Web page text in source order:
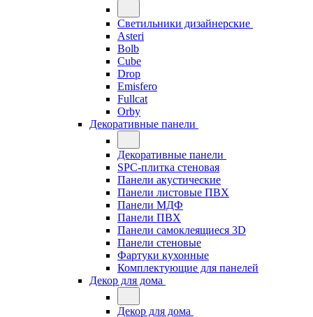
Светильники дизайнерские
Asteri
Bolb
Cube
Drop
Emisfero
Fullcat
Orby
Декоративные панели
Декоративные панели
SPC-плитка стеновая
Панели акустические
Панели листовые ПВХ
Панели МДФ
Панели ПВХ
Панели самоклеящиеся 3D
Панели стеновые
Фартуки кухонные
Комплектующие для панелей
Декор для дома
Декор для дома